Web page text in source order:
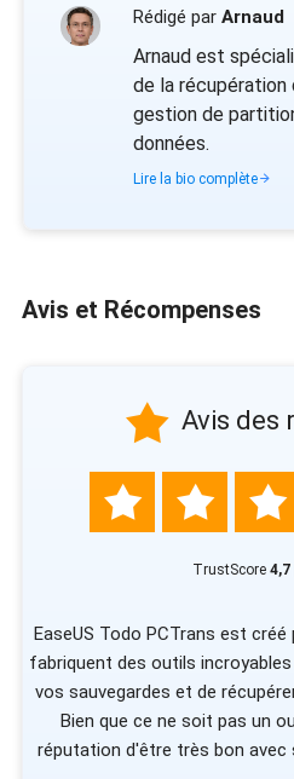
Rédigé par Arnaud
Arnaud est
de la récupération
gestion de
données.
Lire la bio complète
Avis et Récompenses
 Avis des
  
TrustScore 4,7
EaseUS Todo PCTrans est créé
fabriquent des outils
vos sauvegardes et de
Bien que ce ne soit pas un
réputation d'être très bon avec